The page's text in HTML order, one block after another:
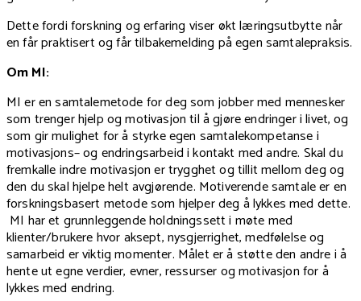
Dette fordi forskning og erfaring viser økt læringsutbytte når
en får praktisert og får tilbakemelding på egen samtalepraksis.
Om MI:
MI er en samtalemetode for deg som jobber med mennesker
som trenger hjelp og motivasjon til å gjøre endringer i livet, og
som gir mulighet for å styrke egen samtalekompetanse i
motivasjons– og endringsarbeid i kontakt med andre. Skal du
fremkalle indre motivasjon er trygghet og tillit mellom deg og
den du skal hjelpe helt avgjørende. Motiverende samtale er en
forskningsbasert metode som hjelper deg å lykkes med dette.
MI har et grunnleggende holdningssett i møte med
klienter/brukere hvor aksept, nysgjerrighet, medfølelse og
samarbeid er viktig momenter. Målet er å støtte den andre i å
hente ut egne verdier, evner, ressurser og motivasjon for å
lykkes med endring.